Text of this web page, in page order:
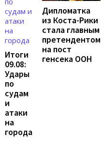
Итоги
09.08:
Удары
по
судам
и
атаки
на
города
Дипломатка
из Коста-Рики
стала главным
претендентом
на пост
генсека ООН